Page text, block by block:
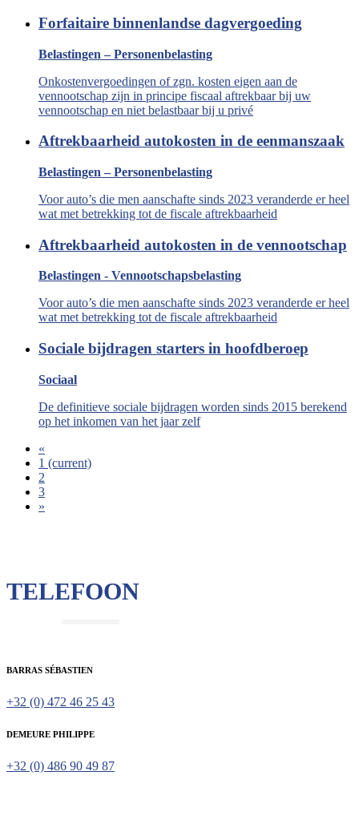
Forfaitaire binnenlandse dagvergoeding
Belastingen – Personenbelasting
Onkostenvergoedingen of zgn. kosten eigen aan de
vennootschap zijn in principe fiscaal aftrekbaar bij uw
vennootschap en niet belastbaar bij u privé
Aftrekbaarheid autokosten in de eenmanszaak
Belastingen – Personenbelasting
Voor auto’s die men aanschafte sinds 2023 veranderde er heel
wat met betrekking tot de fiscale aftrekbaarheid
Aftrekbaarheid autokosten in de vennootschap
Belastingen - Vennootschapsbelasting
Voor auto’s die men aanschafte sinds 2023 veranderde er heel
wat met betrekking tot de fiscale aftrekbaarheid
Sociale bijdragen starters in hoofdberoep
Sociaal
De definitieve sociale bijdragen worden sinds 2015 berekend
op het inkomen van het jaar zelf
«
1 (current)
2
3
»
TELEFOON
BARRAS SÉBASTIEN
+32 (0) 472 46 25 43
DEMEURE PHILIPPE
+32 (0) 486 90 49 87